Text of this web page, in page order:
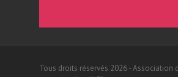
Tous droits réservés 2026 - Association